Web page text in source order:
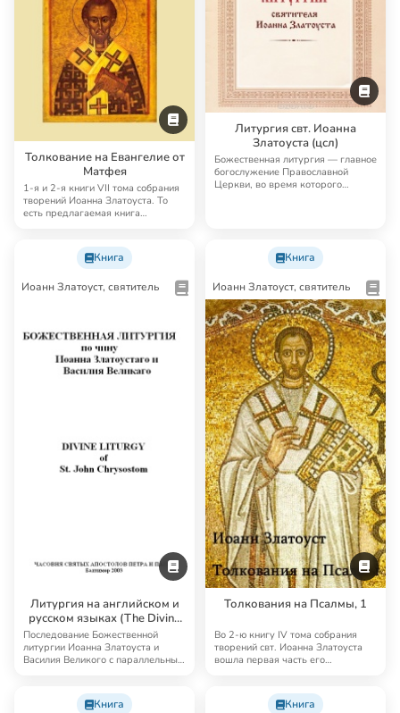
Толкование на Евангелие от
Матфея
1-я и 2-я книги VII тома собрания
творений Иоанна Златоуста. То
есть предлагаемая книга
Литургия свт. Иоанна
Златоуста (цсл)
Божественная литургия — главное
богослужение Православной
Церкви, во время которого
Книга
Иоанн Златоуст, святитель
Литургия на английском и
русском языках (The Divine
Liturgy)
Последование Божественной
литургии Иоанна Златоуста и
Василия Великого с параллельным
Книга
Иоанн Златоуст, святитель
Толкования на Псалмы, 1
Во 2-ю книгу IV тома собрания
творений свт. Иоанна Златоуста
вошла первая часть его
Книга Книга